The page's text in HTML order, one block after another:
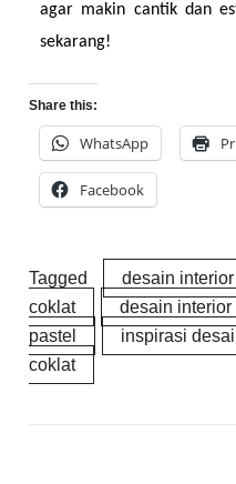
agar makin cantik dan
sekarang!
Share this:
WhatsApp
Facebook
Tagged desain interior
coklat
desain interior
pastel
inspirasi
coklat